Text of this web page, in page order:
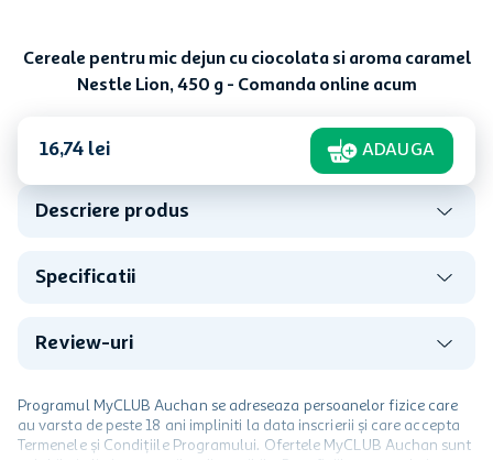
Cereale pentru mic dejun cu ciocolata si aroma caramel
Nestle Lion, 450 g - Comanda online acum
16,74 lei ADAUGA
Descriere produs
Specificatii
Review-uri
Programul MyCLUB Auchan se adreseaza persoanelor fizice care
au varsta de peste 18 ani impliniti la data inscrierii și care accepta
Termenele și Condițiile Programului. Ofertele MyCLUB Auchan sunt